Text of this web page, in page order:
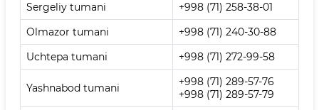
Sergeliy tumani
+998 (71) 258-38-01
Olmazor tumani
+998 (71) 240-30-88
Uchtepa tumani
+998 (71) 272-99-58
Yashnabod tumani
+998 (71) 289-57-76
+998 (71) 289-57-79